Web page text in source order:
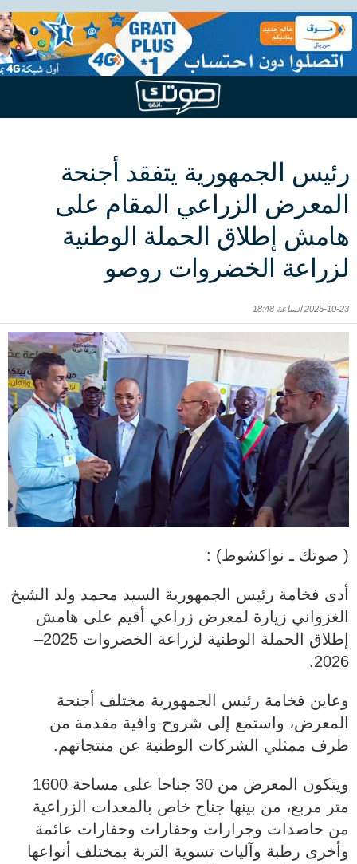
رئيس الجمهورية يتفقد أجنحة
المعرض الزراعي المقام على
هامش إطلاق الحملة الوطنية
لزراعة الخضروات روصو
2025-10-23 الساعة 18:48
( صوتك ـ نواكشوط) :
أدى فخامة رئيس الجمهورية السيد محمد ولد الشيخ
الغزواني زيارة لمعرض زراعي أقيم على هامش
إطلاق الحملة الوطنية لزراعة الخضروات 2025–
2026.
وعاين فخامة رئيس الجمهورية مختلف أجنحة
المعرض، واستمع إلى شروح وافية مقدمة من
طرف ممثلي الشركات الوطنية عن منتجاتهم.
ويتكون المعرض من 30 جناحا على مساحة 1600
متر مربع، من بينها جناح خاص بالمعدات الزراعية
من حاصدات وجرارات وحفارات وحفارات عائمة
وأخرى رطبة وآليات تسوية التربة بمختلف أنواعها